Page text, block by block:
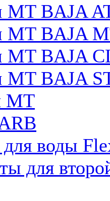
BAJA
BAJA
BAJA
BAJA
MT
воды
для